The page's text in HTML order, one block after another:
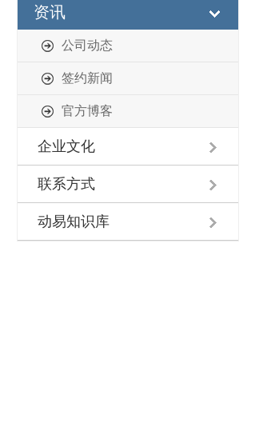
资讯
公司动态
签约新闻
官方博客
企业文化
联系方式
动易知识库